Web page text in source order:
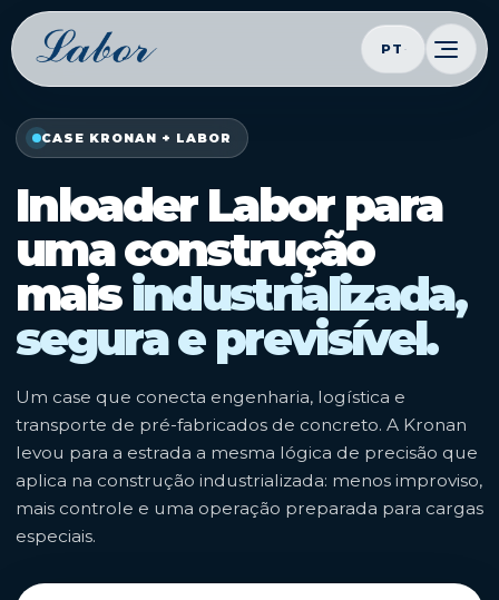
PT
CASE KRONAN + LABOR
Inloader Labor para
uma construção
maisindustrializada,
segura e previsível.
Um case que conecta engenharia, logística e
transporte de pré-fabricados de concreto. A Kronan
levou para a estrada a mesma lógica de precisão que
aplica na construção industrializada: menos improviso,
mais controle e uma operação preparada para cargas
especiais.